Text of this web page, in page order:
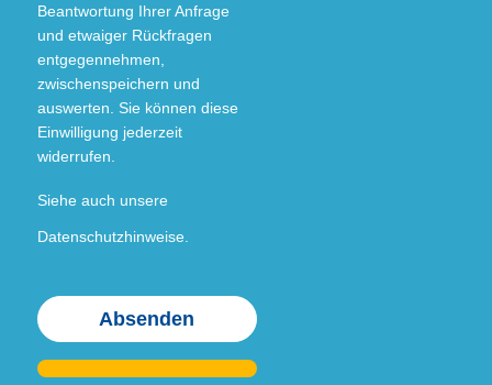
Beantwortung Ihrer Anfrage
und etwaiger Rückfragen
entgegennehmen,
zwischenspeichern und
auswerten. Sie können diese
Einwilligung jederzeit
widerrufen.
Siehe auch unsere
Datenschutzhinweise.
lasse
dieses
Bitte
lasse
dieses
Bitte
lasse
dieses
Bitte
lasse
dieses